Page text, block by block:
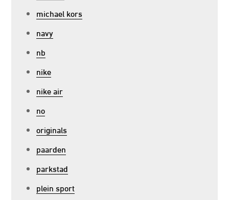
michael kors
navy
nb
nike
nike air
no
originals
paarden
parkstad
plein sport